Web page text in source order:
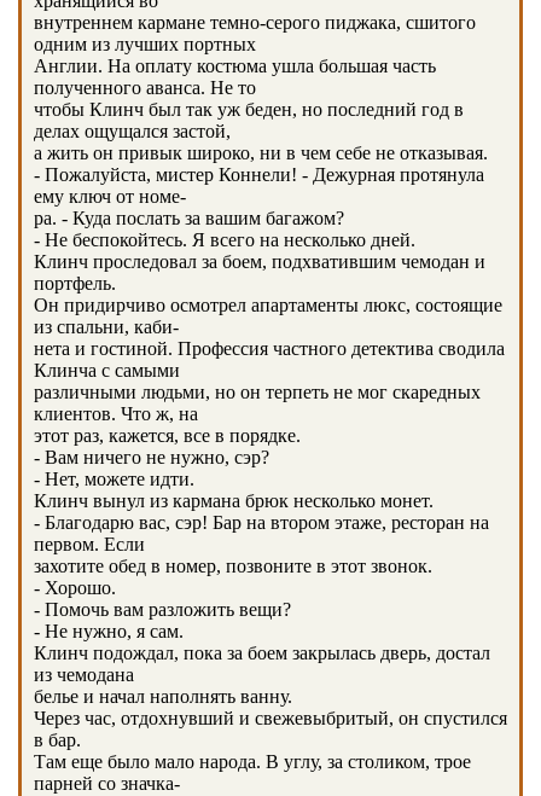
внутреннем кармане темно-серого пиджака, сшитого
одним из лучших портных
Англии. На оплату костюма ушла большая часть
полученного аванса. Не то
чтобы Клинч был так уж беден, но последний год в
делах ощущался застой,
а жить он привык широко, ни в чем себе не отказывая.
- Пожалуйста, мистер Коннели! - Дежурная протянула
ему ключ от номе-
ра. - Куда послать за вашим багажом?
- Не беспокойтесь. Я всего на несколько дней.
Клинч проследовал за боем, подхватившим чемодан и
портфель.
Он придирчиво осмотрел апартаменты люкс, состоящие
из спальни, каби-
нета и гостиной. Профессия частного детектива сводила
Клинча с самыми
различными людьми, но он терпеть не мог скаредных
клиентов. Что ж, на
этот раз, кажется, все в порядке.
- Вам ничего не нужно, сэр?
- Нет, можете идти.
Клинч вынул из кармана брюк несколько монет.
- Благодарю вас, сэр! Бар на втором этаже, ресторан на
первом. Если
захотите обед в номер, позвоните в этот звонок.
- Хорошо.
- Помочь вам разложить вещи?
- Не нужно, я сам.
Клинч подождал, пока за боем закрылась дверь, достал
из чемодана
белье и начал наполнять ванну.
Через час, отдохнувший и свежевыбритый, он спустился
в бар.
Там еще было мало народа. В углу, за столиком, трое
парней со значка-